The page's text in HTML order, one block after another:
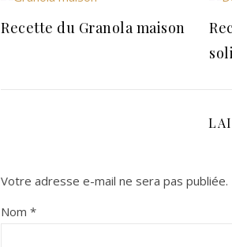
Recette du Granola maison
Votre adresse e-mail ne sera pas publiée.
Nom *